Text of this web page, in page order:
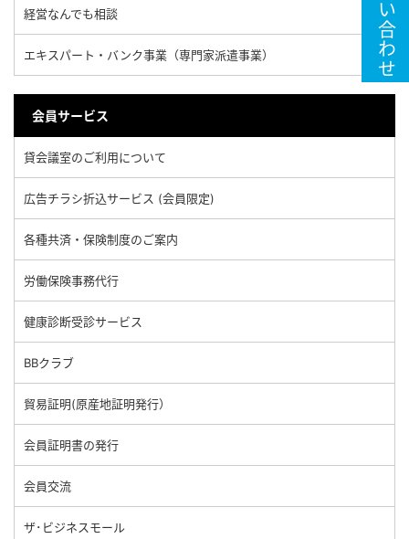
経営なんでも相談
エキスパート・バンク事業（専門家派遣事業）
会員サービス
貸会議室のご利用について
広告チラシ折込サービス (会員限定)
各種共済・保険制度のご案内
労働保険事務代行
健康診断受診サービス
BBクラブ
貿易証明(原産地証明発行）
会員証明書の発行
会員交流
ザ･ビジネスモール